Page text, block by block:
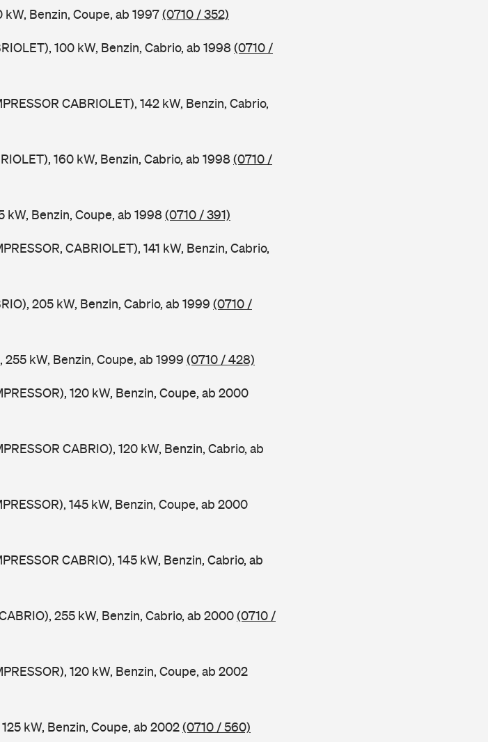
Benzin, Coupe, ab 1997(0710 / 352)
100 kW, Benzin, Cabrio, ab 1998(0710 /
CABRIOLET), 142 kW, Benzin, Cabrio,
160 kW, Benzin, Cabrio, ab 1998(0710 /
Benzin, Coupe, ab 1998(0710 / 391)
CABRIOLET), 141 kW, Benzin, Cabrio,
205 kW, Benzin, Cabrio, ab 1999 (0710 /
kW, Benzin, Coupe, ab 1999 (0710 / 428)
120 kW, Benzin, Coupe, ab 2000
CABRIO), 120 kW, Benzin, Cabrio, ab
145 kW, Benzin, Coupe, ab 2000
CABRIO), 145 kW, Benzin, Cabrio, ab
255 kW, Benzin, Cabrio, ab 2000(0710 /
120 kW, Benzin, Coupe, ab 2002
kW, Benzin, Coupe, ab 2002(0710 / 560)